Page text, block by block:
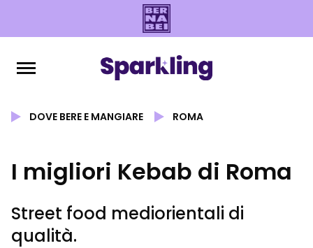
DOVE BERE E MANGIARE ROMA
I migliori Kebab di Roma
Street food mediorientali di
qualità.